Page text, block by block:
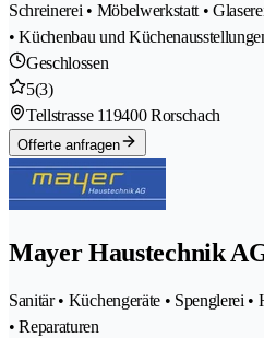
Schreinerei • Möbelwerkstatt •
• Küchenbau und
Geschlossen
5(3)
Tellstrasse 119400 Rorschach
Offerte anfragen
Mayer Haustechnik
Sanitär • Küchengeräte • Spenglerei
• Reparaturen